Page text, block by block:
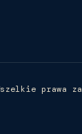
prawa